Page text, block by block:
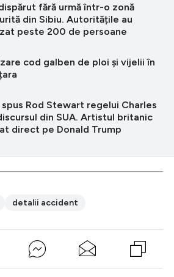
fără urmă într-o zonă
din Sibiu. Autoritățile au
peste 200 de persoane
cod galben de ploi și vijelii în
Rod Stewart regelui Charles
din SUA. Artistul britanic
direct pe Donald Trump
detalii accident